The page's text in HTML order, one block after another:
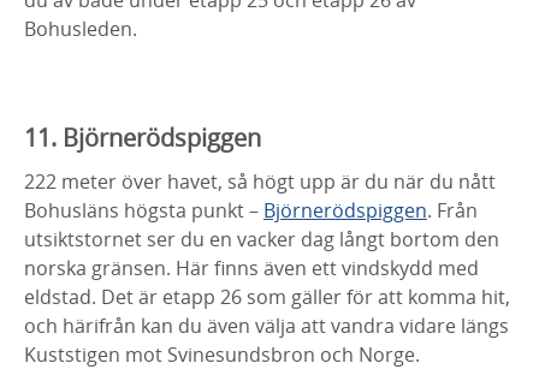
Bohusleden.
11. Björnerödspiggen
222 meter över havet, så högt upp är du när du nått
Bohusläns högsta punkt – Björnerödspiggen. Från
utsiktstornet ser du en vacker dag långt bortom den
norska gränsen. Här finns även ett vindskydd med
eldstad. Det är etapp 26 som gäller för att komma hit,
och härifrån kan du även välja att vandra vidare längs
Kuststigen mot Svinesundsbron och Norge.